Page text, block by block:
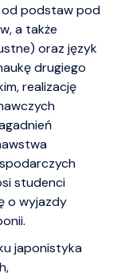
od podstaw pod
a także
oraz język
drugiego
realizację
studenci
o wyjazdy
japonistyka